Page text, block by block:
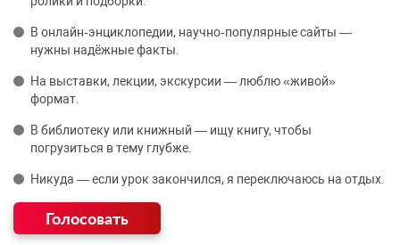
В онлайн‑энциклопедии, научно‑популярные сайты —
нужны надёжные факты.
На выставки, лекции, экскурсии — люблю «живой»
формат.
В библиотеку или книжный — ищу книгу, чтобы
погрузиться в тему глубже.
Никуда — если урок закончился, я переключаюсь на отдых.